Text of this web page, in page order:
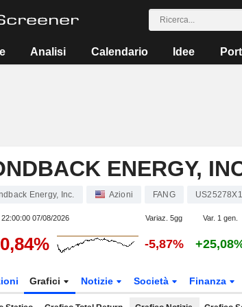
Analisi Calendario Idee
ENERGY,
Energy, Inc. Azioni FANG
22:00:00 07/08/2026 Variaz. 5gg Var. 1 gen.
-5,87%
Grafici Notizie Società Finanza